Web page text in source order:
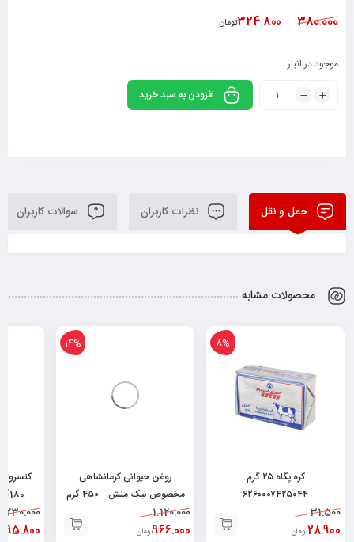
380.000
324.800تومان
موجود در انبار
افزودن به سبد خرید
حمل و نقل نظرات کاربران سوالات کاربران
محصولات مشابه
8%
کره پگاه ۲۵ گرم
۶۲۶۰۰۰۷۴۲۵۰۴۴
31.500
28.900تومان
14%
روغن حیوانی کرمانشاهی
مخصوص نیک منش – ۴۵۰ گرم
۶۲۶۰۴۹۶۴۳۰۰۴۸1.120.000
966.000تومان
کنسرو
180گرم ۶۲۶۲۶۶۳۲۰۰۰۳۴
230.000
195.800